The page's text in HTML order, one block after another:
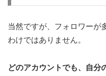
当然ですが、フォロワーが
わけではありません。
どのアカウントでも、自分